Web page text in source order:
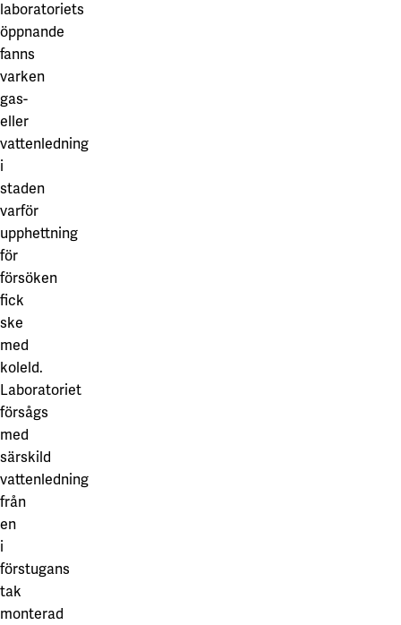
laboratoriets
öppnande
fanns
varken
gas-
eller
vattenledning
i
staden
varför
upphettning
för
försöken
fick
ske
med
koleld.
Laboratoriet
försågs
med
särskild
vattenledning
från
en
i
förstugans
tak
monterad